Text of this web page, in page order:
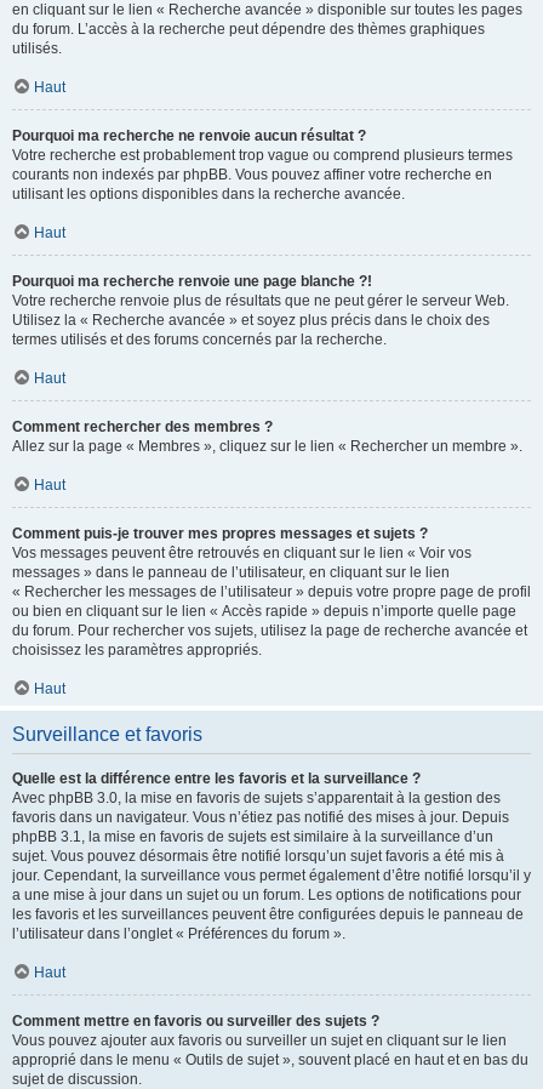
en cliquant sur le lien « Recherche avancée » disponible sur toutes les pages
du forum. L’accès à la recherche peut dépendre des thèmes graphiques
utilisés.
Haut
Pourquoi ma recherche ne renvoie aucun résultat ?
Votre recherche est probablement trop vague ou comprend plusieurs termes
courants non indexés par phpBB. Vous pouvez affiner votre recherche en
utilisant les options disponibles dans la recherche avancée.
Haut
Pourquoi ma recherche renvoie une page blanche ?!
Votre recherche renvoie plus de résultats que ne peut gérer le serveur Web.
Utilisez la « Recherche avancée » et soyez plus précis dans le choix des
termes utilisés et des forums concernés par la recherche.
Haut
Comment rechercher des membres ?
Allez sur la page « Membres », cliquez sur le lien « Rechercher un membre ».
Haut
Comment puis-je trouver mes propres messages et sujets ?
Vos messages peuvent être retrouvés en cliquant sur le lien « Voir vos
messages » dans le panneau de l’utilisateur, en cliquant sur le lien
« Rechercher les messages de l’utilisateur » depuis votre propre page de profil
ou bien en cliquant sur le lien « Accès rapide » depuis n’importe quelle page
du forum. Pour rechercher vos sujets, utilisez la page de recherche avancée et
choisissez les paramètres appropriés.
Haut
Surveillance et favoris
Quelle est la différence entre les favoris et la surveillance ?
Avec phpBB 3.0, la mise en favoris de sujets s’apparentait à la gestion des
favoris dans un navigateur. Vous n’étiez pas notifié des mises à jour. Depuis
phpBB 3.1, la mise en favoris de sujets est similaire à la surveillance d’un
sujet. Vous pouvez désormais être notifié lorsqu’un sujet favoris a été mis à
jour. Cependant, la surveillance vous permet également d’être notifié lorsqu’il y
a une mise à jour dans un sujet ou un forum. Les options de notifications pour
les favoris et les surveillances peuvent être configurées depuis le panneau de
l’utilisateur dans l’onglet « Préférences du forum ».
Haut
Comment mettre en favoris ou surveiller des sujets ?
Vous pouvez ajouter aux favoris ou surveiller un sujet en cliquant sur le lien
approprié dans le menu « Outils de sujet », souvent placé en haut et en bas du
sujet de discussion.